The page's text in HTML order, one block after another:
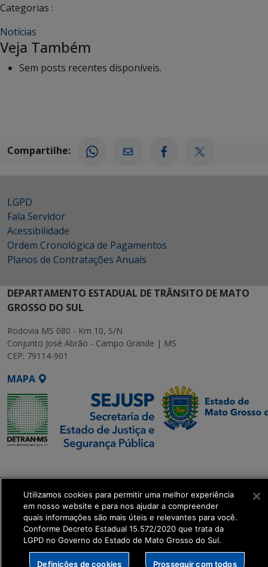
Categorias :
Notícias
Veja Também
Sem posts recentes disponíveis.
Compartilhe:
LGPD
Fala Servidor
Acessibilidade
Ordem Cronológica de Pagamentos
Planos de Contratações Anuais
DEPARTAMENTO ESTADUAL DE TRÂNSITO DE MATO
GROSSO DO SUL
Rodovia MS 080 - Km 10, S/N
Conjunto José Abrão - Campo Grande | MS
CEP: 79114-901
MAPA
Executiva de
Transformação Digital
get_footer();
Utilizamos cookies para permitir uma melhor experiência
em nosso website e para nos ajudar a compreender
quais informações são mais úteis e relevantes para você.
Conforme Decreto Estadual 15.572/2020 que trata da
LGPD no Governo do Estado de Mato Grosso do Sul.
Definições de cookies Prosseguir com todos